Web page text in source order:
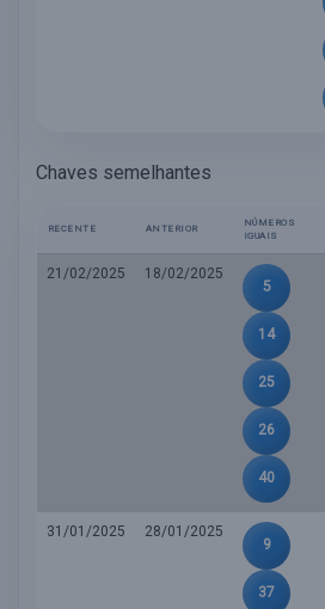
Chaves semelhantes
RECENTE ANTERIOR
NÚMEROS
IGUAIS
21/02/2025
18/02/2025
5
14
25
26
40
31/01/2025
28/01/2025
9
37